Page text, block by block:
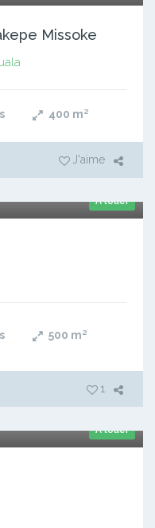
Missoke
400 m²
J'aime
A louer
500 m²
1
A louer